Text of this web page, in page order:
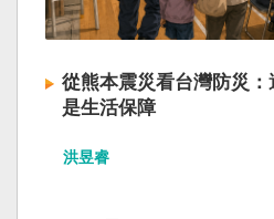
從熊本震災看台灣防災
是生活保障
洪昱睿